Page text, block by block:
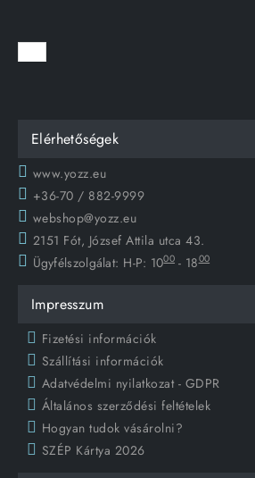
Elérhetőségek
www.yozz.eu
+36-70 / 882-9999
webshop@yozz.eu
2151 Fót, József Attila utca 43.
Ügyfélszolgálat: H-P: 1000 - 1800
Impresszum
Fizetési információk
Szállítási információk
Adatvédelmi nyilatkozat - GDPR
Általános szerződési feltételek
Hogyan tudok vásárolni?
SZÉP Kártya 2026